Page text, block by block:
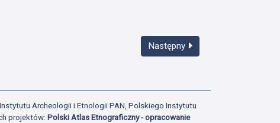
Następny
Archeologii i Etnologii PAN, Polskiego Instytutu
projektów:Polski Atlas Etnograficzny - opracowanie